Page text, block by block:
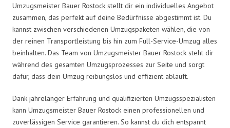
Umzugsmeister Bauer Rostock stellt dir ein individuelles Angebot
zusammen, das perfekt auf deine Bedürfnisse abgestimmt ist. Du
kannst zwischen verschiedenen Umzugspaketen wählen, die von
der reinen Transportleistung bis hin zum Full-Service-Umzug alles
beinhalten. Das Team von Umzugsmeister Bauer Rostock steht dir
während des gesamten Umzugsprozesses zur Seite und sorgt
dafür, dass dein Umzug reibungslos und effizient abläuft.
Dank jahrelanger Erfahrung und qualifizierten Umzugsspezialisten
kann Umzugsmeister Bauer Rostock einen professionellen und
zuverlässigen Service garantieren. So kannst du dich entspannt